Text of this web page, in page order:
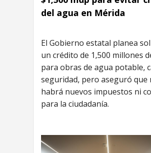
del agua en Mérida
El Gobierno estatal planea
un crédito de 1,500 millones
para obras de agua potable,
seguridad, pero aseguró que
habrá nuevos impuestos ni
para la ciudadanía.